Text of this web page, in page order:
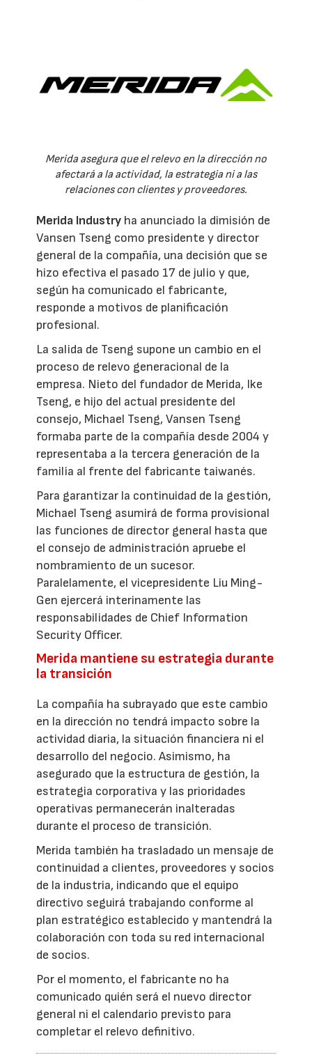
Merida asegura que el relevo en la dirección no
afectará a la actividad, la estrategia ni a las
relaciones con clientes y proveedores.
Merida Industry ha anunciado la dimisión de
Vansen Tseng como presidente y director
general de la compañía, una decisión que se
hizo efectiva el pasado 17 de julio y que,
según ha comunicado el fabricante,
responde a motivos de planificación
profesional.
La salida de Tseng supone un cambio en el
proceso de relevo generacional de la
empresa. Nieto del fundador de Merida, Ike
Tseng, e hijo del actual presidente del
consejo, Michael Tseng, Vansen Tseng
formaba parte de la compañía desde 2004 y
representaba a la tercera generación de la
familia al frente del fabricante taiwanés.
Para garantizar la continuidad de la gestión,
Michael Tseng asumirá de forma provisional
las funciones de director general hasta que
el consejo de administración apruebe el
nombramiento de un sucesor.
Paralelamente, el vicepresidente Liu Ming-
Gen ejercerá interinamente las
responsabilidades de Chief Information
Security Officer.
Merida mantiene su estrategia durante
la transición
La compañía ha subrayado que este cambio
en la dirección no tendrá impacto sobre la
actividad diaria, la situación financiera ni el
desarrollo del negocio. Asimismo, ha
asegurado que la estructura de gestión, la
estrategia corporativa y las prioridades
operativas permanecerán inalteradas
durante el proceso de transición.
Merida también ha trasladado un mensaje de
continuidad a clientes, proveedores y socios
de la industria, indicando que el equipo
directivo seguirá trabajando conforme al
plan estratégico establecido y mantendrá la
colaboración con toda su red internacional
de socios.
Por el momento, el fabricante no ha
comunicado quién será el nuevo director
general ni el calendario previsto para
completar el relevo definitivo.